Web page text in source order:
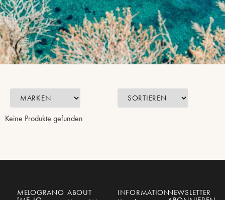
Keine Produkte gefunden
MELOGRANO ABOUT
INFORMATIONNEWSLETTER